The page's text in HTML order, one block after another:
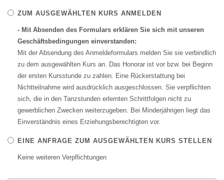
ZUM AUSGEWÄHLTEN KURS ANMELDEN
- Mit Absenden des Formulars erklären Sie sich mit unseren
Geschäftsbedingungen einverstanden:
Mit der Absendung des Anmeldeformulars melden Sie sie verbindlich
zu dem ausgewählten Kurs an. Das Honorar ist vor bzw. bei Beginn
der ersten Kursstunde zu zahlen. Eine Rückerstattung bei
Nichtteilnahme wird ausdrücklich ausgeschlossen. Sie verpflichten
sich, die in den Tanzstunden erlernten Schrittfolgen nicht zu
gewerblichen Zwecken weiterzugeben. Bei Minderjährigen liegt das
Einverständnis eines Erziehungsberechtigten vor.
EINE ANFRAGE ZUM AUSGEWÄHLTEN KURS STELLEN
Keine weiteren Verpflichtungen